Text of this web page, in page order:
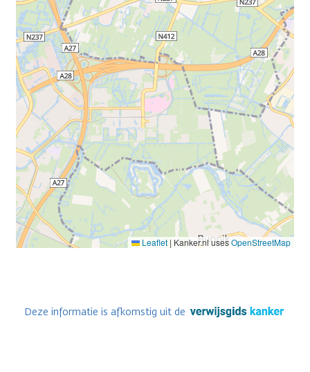
Leaflet | Kanker.nl usesOpenStreetMap
Deze informatie is afkomstig uit de